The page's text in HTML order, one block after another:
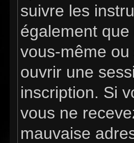
suivre les
également
vous-même
ouvrir une
inscription. Si
vous ne
mauvaise